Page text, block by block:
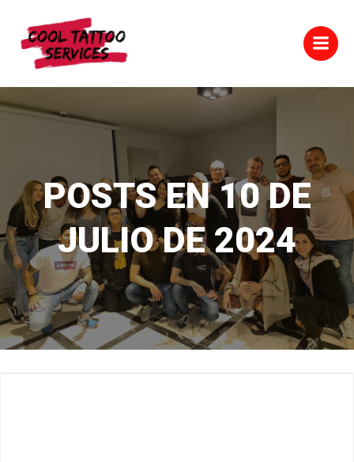
POSTS EN 10 DE
JULIO DE 2024